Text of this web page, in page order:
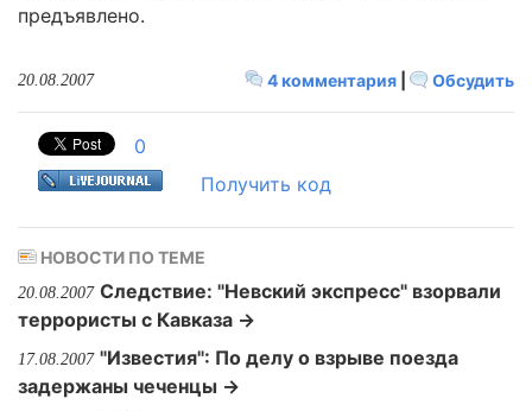
предъявлено.
4 комментария Обсудить
20.08.2007
0
Получить код
НОВОСТИ ПО ТЕМЕ
20.08.2007 Следствие: "Невский экспресс" взорвали
террористы с Кавказа →
17.08.2007 "Известия": По делу о взрыве поезда
задержаны чеченцы →